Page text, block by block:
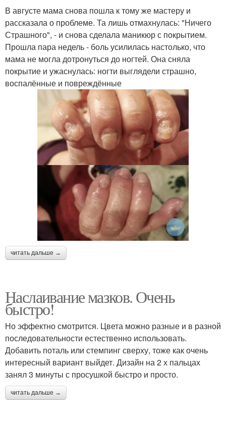
В августе мама снова пошла к тому же мастеру и
рассказала о проблеме. Та лишь отмахнулась: "Ничего
Страшного", - и снова сделала маникюр с покрытием.
Прошла пара недель - боль усилилась настолько, что
мама не могла дотронуться до ногтей. Она сняла
покрытие и ужаснулась: ногти выглядели страшно,
воспалённые и повреждённые
читать дальше →
Наслаивание мазков. Очень
быстро!
Но эффектно смотрится. Цвета можно разные и в разной
последовательности естественно использовать.
Добавить поталь или стемпинг сверху, тоже как очень
интересный вариант выйдет. Дизайн на 2 х пальцах
занял 3 минуты с просушкой быстро и просто.
читать дальше →